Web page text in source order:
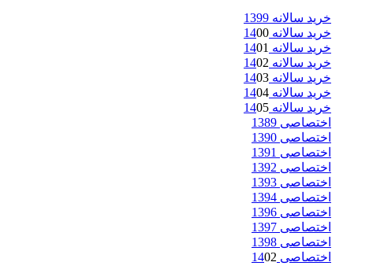
خرید سالانه 1399
خرید سالانه 14 00
خرید سالانه 14 01
خرید سالانه 14 02
خرید سالانه 14 03
خرید سالانه 14 04
خرید سالانه 14 05
اختصاصی 1389
اختصاصی 1390
اختصاصی 1391
اختصاصی 1392
اختصاصی 1393
اختصاصی 1394
اختصاصی 1396
اختصاصی 1397
اختصاصی 1398
اختصاصی 14 02